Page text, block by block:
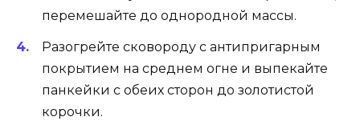
перемешайте до однородной массы.
Разогрейте сковороду с антипригарным
покрытием на среднем огне и выпекайте
панкейки с обеих сторон до золотистой
корочки.